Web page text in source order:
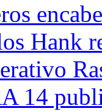
Hank
14